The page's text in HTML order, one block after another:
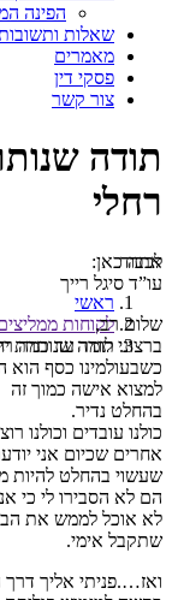
הפינה
שאלות
מאמרים
פסקי דין
צור קשר
תודה
רחלי
אתה כאן:
ראשי
לקוחות
תודה שנותרת
לכבוד
עו”ד סיגל רייך
שלום רב,
ברצוני לומר עד כמה
כשבעולמינו כסף
למצוא אישה כמוך זה
בהחלט נדיר.
כולנו עובדים וכולנו
אחרים שכיום אני
שעשוי בהחלט להיות
הם לא הסבירו לי כי
לא אוכל לממש את
שתקבל אימי.
ואז….פניתי אליך דרך